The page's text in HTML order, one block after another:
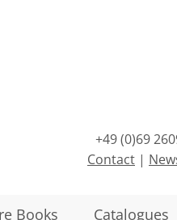
+49 (0)69
Contact |
Books Catalogues